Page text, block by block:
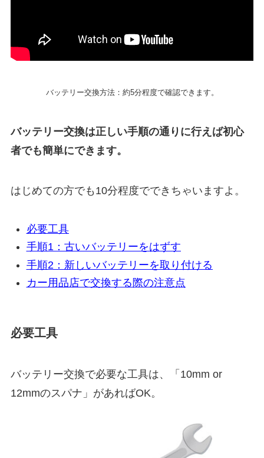
バッテリー交換方法：約5分程度で確認できます。
バッテリー交換は正しい手順の通りに行えば初心
者でも簡単にできます。
はじめての方でも10分程度でできちゃいますよ。
必要工具
手順1：古いバッテリーをはずす
手順2：新しいバッテリーを取り付ける
カー用品店で交換する際の注意点
必要工具
バッテリー交換で必要な工具は、「10mm or
12mmのスパナ」があればOK。